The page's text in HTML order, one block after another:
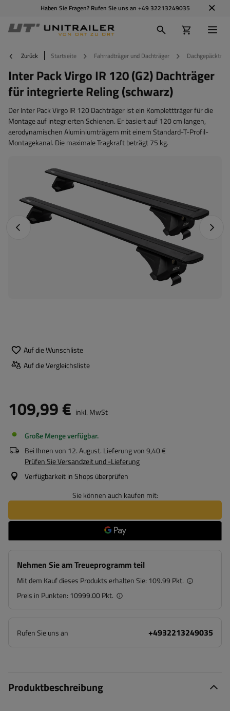
Haben Sie Fragen? Rufen Sie uns an +49 32213249035
Zurück Startseite Fahrradträger und Dachträger
Inter Pack Virgo IR 120 (G2) Dachträger
für integrierte Reling (schwarz)
Der Inter Pack Virgo IR 120 Dachträger ist ein Komplettträger für die
Montage auf integrierten Schienen. Er basiert auf 120 cm langen,
aerodynamischen Aluminiumträgern mit einem Standard-T-Profil-
Montagekanal. Die maximale Tragkraft beträgt 75 kg.
Vorheriges Foto
Auf die Wunschliste
Auf die Vergleichsliste
109,99 € inkl. MwSt
Große Menge verfügbar
Bei Ihnen von 12. August. Lieferung von9,40 €
Prüfen Sie Versandzeit und -Lieferung
Verfügbarkeit in Shops überprüfen
Sie können auch kaufen mit:
Nehmen Sie am Treueprogramm teil
Mit dem Kauf dieses Produkts erhalten Sie: 109.99 Pkt.
Preis in Punkten: 10999.00 Pkt.
Rufen Sie uns an +4932213249035
Produktbeschreibung